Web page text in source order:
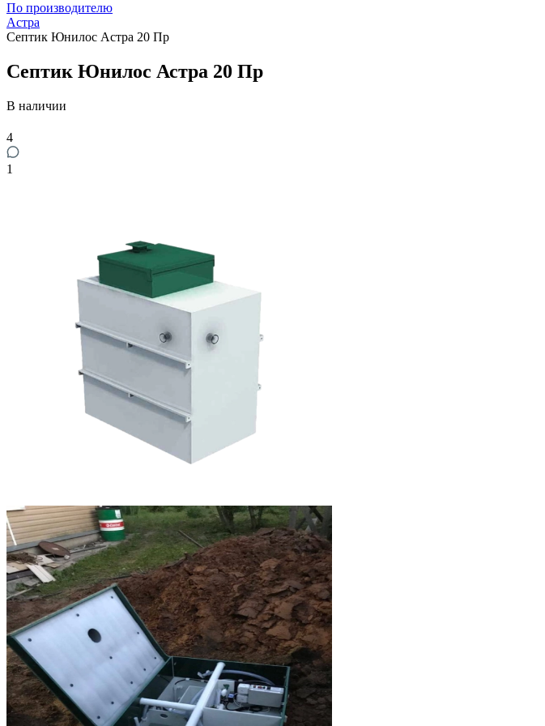
По производителю
Астра
Септик Юнилос Астра 20 Пр
Септик Юнилос Астра 20 Пр
В наличии
4
1